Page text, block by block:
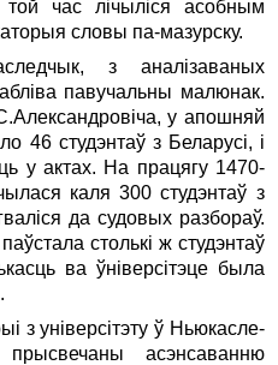
той час лiчылiся асобным
словы па-мазурску.
з аналiзаваных
павучальны малюнак.
у апошняй
46 студэнтаў з Беларусi, i
у актах. На працягу 1470-
каля 300 студэнтаў з
да судовых разбораў.
столькi ж студэнтаў
ва ўнiверсiтэце была
з унiверсiтэту ў Ньюкасле-
асэнсаванню